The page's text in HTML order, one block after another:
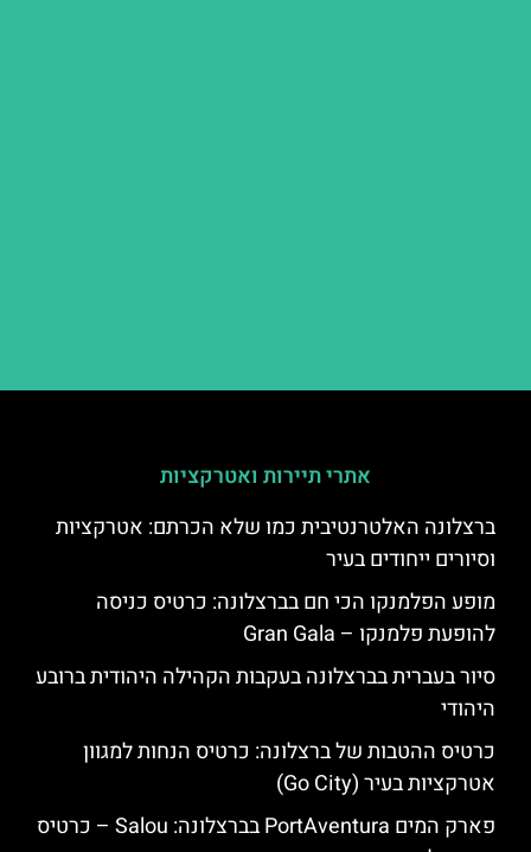
אתרי תיירות ואטרקציות
ברצלונה האלטרנטיבית כמו שלא הכרתם: אטרקציות
וסיורים ייחודים בעיר
מופע הפלמנקו הכי חם בברצלונה: כרטיס כניסה
להופעת פלמנקו – Gran Gala
סיור בעברית בברצלונה בעקבות הקהילה היהודית ברובע
היהודי
כרטיס ההטבות של ברצלונה: כרטיס הנחות למגוון
אטרקציות בעיר (Go City)
פארק המים PortAventura בברצלונה: Salou – כרטיס